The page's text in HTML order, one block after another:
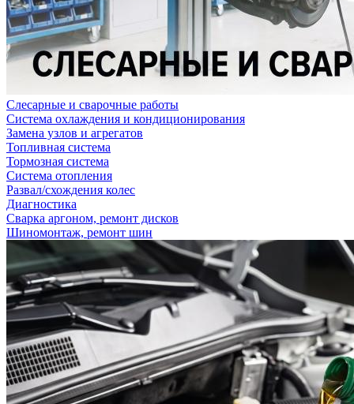
Слесарные и сварочные работы
Система охлаждения и кондиционирования
Замена узлов и агрегатов
Топливная система
Тормозная система
Система отопления
Развал/схождения колес
Диагностика
Сварка аргоном, ремонт дисков
Шиномонтаж, ремонт шин